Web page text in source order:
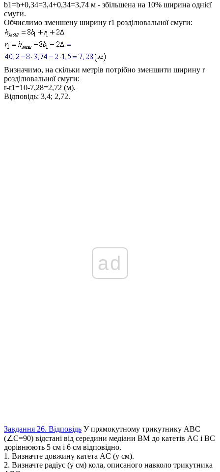
b1=b+0,34=3,4+0,34=3,74 м - збільшена на 10% ширина однієї
смуги.
Обчислимо зменшену ширину r1 розділювальної смуги:
Визначимо, на скільки метрів потрібно зменшити ширину r
розділювальної смуги:
r-r1=10-7,28=2,72 (м).
Відповідь: 3,4; 2,72.
ad
Завдання 26. Відповідь У прямокутному трикутнику ABC
(∠C=90) відстані від середини медіани BM до катетів AC і BC
дорівнюють 5 см і 6 см відповідно.
1. Визначте довжину катета AC (у см).
2. Визначте радіус (у см) кола, описаного навколо трикутника